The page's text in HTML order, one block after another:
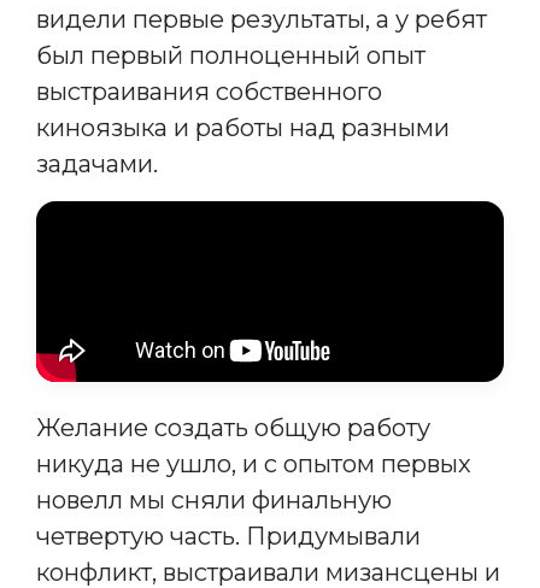
видели первые результаты, а у ребят
был первый полноценный опыт
выстраивания собственного
киноязыка и работы над разными
задачами.
Желание создать общую работу
никуда не ушло, и с опытом первых
новелл мы сняли финальную
четвертую часть. Придумывали
конфликт, выстраивали мизансцены и